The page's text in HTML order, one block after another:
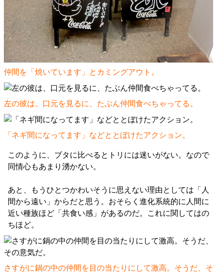
仲間を「焼いています」とカミングアウト。
左の彼は、口元を見るに、たぶん仲間食べちゃってる。
「ネギ間になってます」などととぼけたアクション。
このように、ブタに比べるとトリには迷いがない。なので
同情心もあまり湧かない。
あと、もうひとつかわいそうに思えない理由としては「人
間から遠い」からだと思う。おそらく進化系統的に人間に
近い種族ほど「共食い感」があるのだ。これに関してはの
ちほど。
さすがに鍋の中の仲間を目の当たりにして激高。そうだ、そ